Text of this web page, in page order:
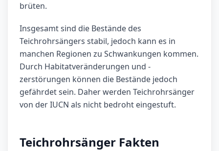
brüten.
Insgesamt sind die Bestände des
Teichrohrsängers stabil, jedoch kann es in
manchen Regionen zu Schwankungen kommen.
Durch Habitatveränderungen und -
zerstörungen können die Bestände jedoch
gefährdet sein. Daher werden Teichrohrsänger
von der IUCN als nicht bedroht eingestuft.
Teichrohrsänger Fakten